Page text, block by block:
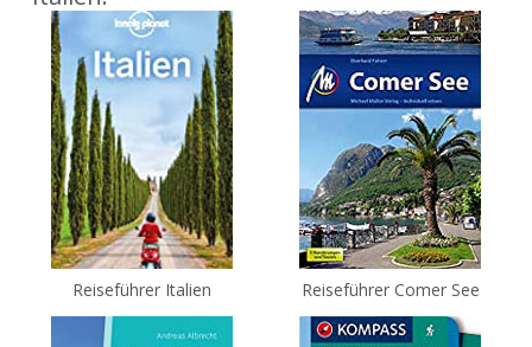
Reiseführer Italien Reiseführer Comer See